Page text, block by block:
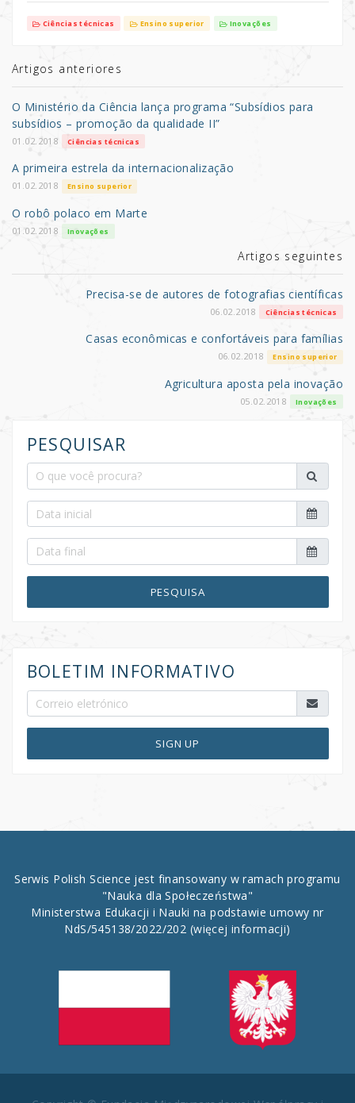
it
r
c
b
o
o
k
ar
Ciências técnicas Ensino superior Inovações
Artigos anteriores
O Ministério da Ciência lança programa “Subsídios para
subsídios – promoção da qualidade II”
01.02.2018 Ciências técnicas
A primeira estrela da internacionalização
01.02.2018 Ensino superior
O robô polaco em Marte
01.02.2018 Inovações
Artigos seguintes
Precisa-se de autores de fotografias científicas
06.02.2018 Ciências técnicas
Casas econômicas e confortáveis para famílias
06.02.2018 Ensino superior
Agricultura aposta pela inovação
05.02.2018 Inovações
PESQUISAR
PESQUISA
BOLETIM INFORMATIVO
SIGN UP
Serwis Polish Science jest finansowany w ramach programu
"Nauka dla Społeczeństwa"
Ministerstwa Edukacji i Nauki na podstawie umowy nr
NdS/545138/2022/202 (więcej informacji)